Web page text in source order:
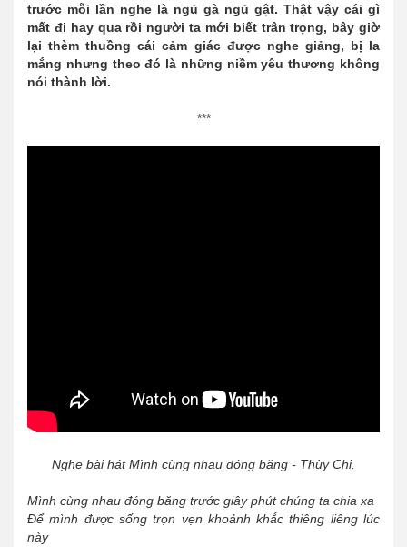
trước mỗi lần nghe là ngủ gà ngủ gật. Thật vậy cái gì
mất đi hay qua rồi người ta mới biết trân trọng, bây giờ
lại thèm thuồng cái cảm giác được nghe giảng, bị la
mắng nhưng theo đó là những niềm yêu thương không
nói thành lời.
***
Nghe bài hát Mình cùng nhau đóng băng - Thùy Chi.
Mình cùng nhau đóng băng trước giây phút chúng ta chia xa
Để mình được sống trọn vẹn khoảnh khắc thiêng liêng lúc
này